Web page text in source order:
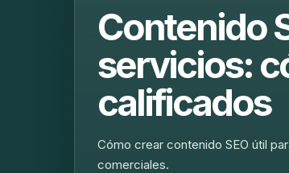
Contenido
servicios:
calificados
Cómo crear contenido SEO útil
comerciales.